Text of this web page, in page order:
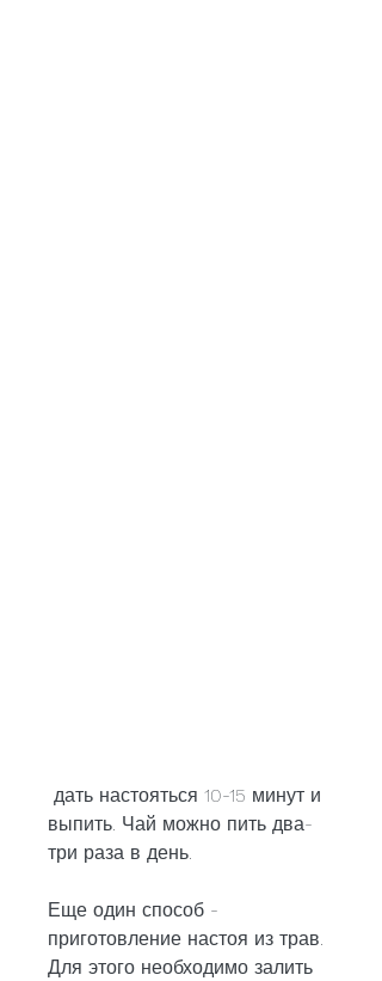
выпить. Чай можно пить два-
три раза в день.
Еще один способ -
приготовление настоя из трав.
Для этого необходимо залить